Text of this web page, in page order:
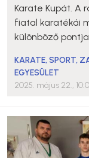
Karate Kupát. A
fiatal karatékái
különböző
KARATE,SPORT,
EGYESÜLET
2025. május 22.,